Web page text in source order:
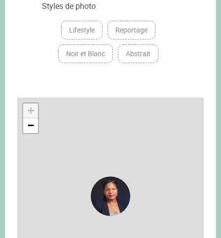
Styles de photo
Lifestyle Reportage
Noir et Blanc Abstrait
+
−